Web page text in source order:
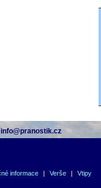
info@pranostik.cz
informace | Verše | Vtipy